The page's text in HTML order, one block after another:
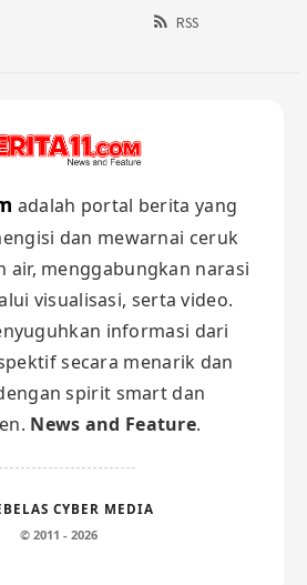
RSS
adalah portal berita yang
dan mewarnai ceruk
air, menggabungkan narasi
visualisasi, serta video.
informasi dari
secara menarik dan
spirit smart dan
News and Feature.
CYBER MEDIA
© 2011 - 2026